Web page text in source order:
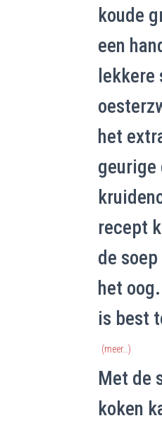
koude
een
lekkere
het
geurige
recept
de
het
is best
(meer…)
Met de
koken